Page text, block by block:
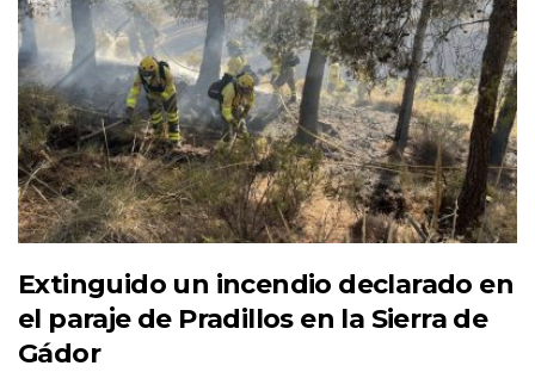
Extinguido un incendio declarado en
el paraje de Pradillos en la Sierra de
Gádor